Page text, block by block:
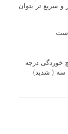
و سریع تر بتوان
است
خوردگی درجه
سه ( شدید)